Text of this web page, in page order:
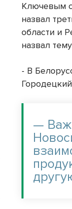
Ключевым
назвал
области и
назвал
- В
—